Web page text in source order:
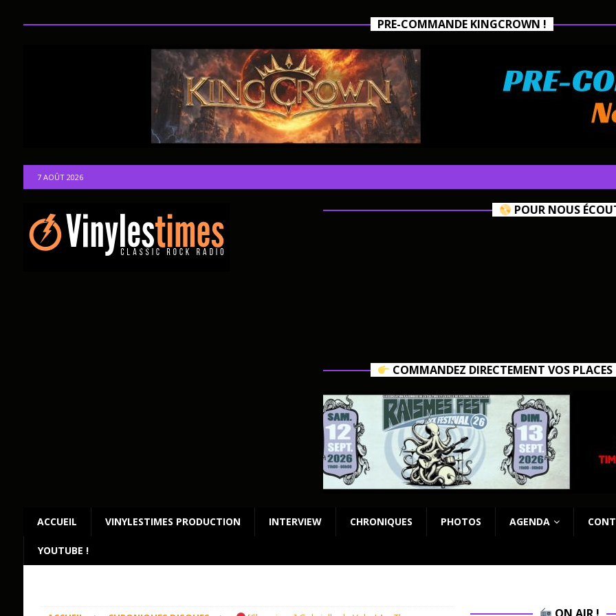
PRE-COMMANDE KINGCROWN !
7 AOÛT 2026
POUR NOUS
COMMANDEZ DIRECTEMENT VOS
ACCUEIL VINYLESTIMES PRODUCTION INTERVIEW CHRONIQUES PHOTOS AGENDA
YOUTUBE !